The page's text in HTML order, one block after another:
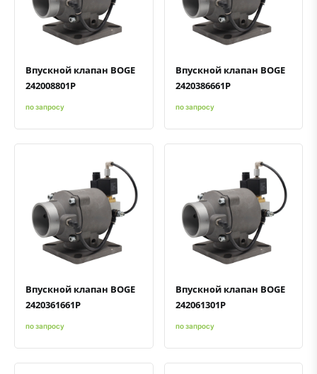
Быстрый просмотрДобавить к сравнению
Добавить в избранное
Впускной клапан BOGE
242008801P
по запросу
Быстрый просмотрДобавить к сравнению
Добавить в избранное
Впускной клапан BOGE
2420386661P
по запросу
Быстрый просмотрДобавить к сравнению
Добавить в избранное
Впускной клапан BOGE
2420361661P
по запросу
Быстрый просмотрДобавить к сравнению
Добавить в избранное
Впускной клапан BOGE
242061301P
по запросу